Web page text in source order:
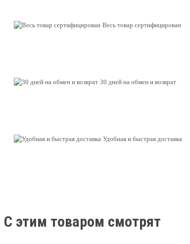
Весь товар сертифицирован
30 дней на обмен и возврат
Удобная и быстрая доставка
C этим товаром смотрят